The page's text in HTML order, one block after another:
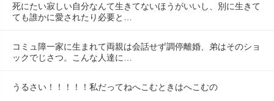
死にたい寂しい自分なんて生きてないほうがいいし、別に生きて
ても誰かに愛されたり必要と…
コミュ障一家に生まれて両親は会話せず調停離婚、弟はそのショ
ックでじさつ。こんな人達に…
うるさい！！！！！私だってねへこむときはへこむの